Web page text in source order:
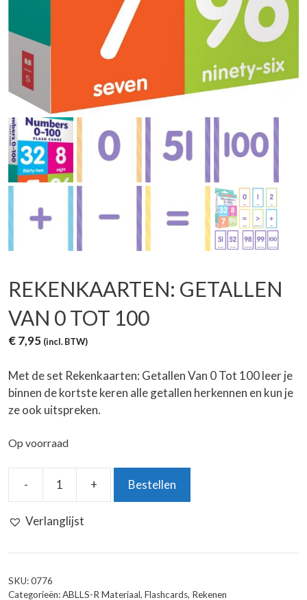
REKENKAARTEN: GETALLEN
VAN 0 TOT 100
€7,95 (incl. BTW)
Met de set Rekenkaarten: Getallen Van 0 Tot 100 leer je
binnen de kortste keren alle getallen herkennen en kun je
ze ook uitspreken.
Op voorraad
-
Rekenkaarten:
aantal
+ Bestellen
Verlanglijst
SKU:0776
Categorieën:ABLLS-R Materiaal, Flashcards, Rekenen